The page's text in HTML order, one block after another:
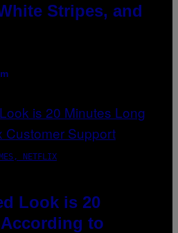
Stripes, and
NETFLIX
Look is 20
to